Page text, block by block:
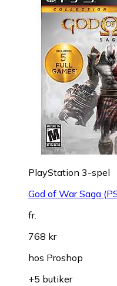
PlayStation 3-spel
God of War Saga
fr.
768 kr
hos Proshop
+5 butiker